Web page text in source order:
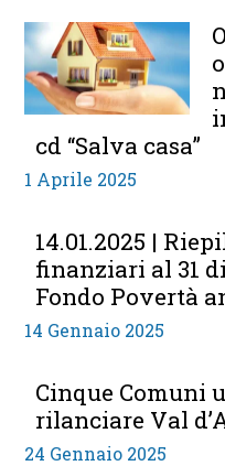
cd “Salva casa”
1 Aprile 2025
14.01.2025 |
finanziari al 31
Fondo Povertà
14 Gennaio 2025
Cinque Comuni
rilanciare Val
24 Gennaio 2025